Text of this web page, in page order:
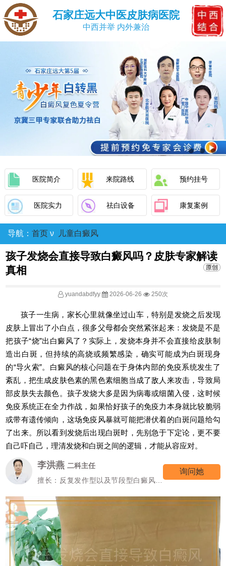
石家庄远大中医皮肤病医院
中西并举 内外兼治
医院简介 来院路线 预约挂号
医院实力 祛白设备 康复案例
导航： 首页 ν 儿童白癜风
孩子发烧会直接导致白癜风吗？皮肤专家解读
真相
yuandabdfyy 2026-06-26 250次
孩子一生病，家长心里就像坐过山车，特别是发烧之后发现
皮肤上冒出了小白点，很多父母都会突然紧张起来：发烧是不是
把孩子“烧”出白癜风了？实际上，发烧本身并不会直接给皮肤制
造出白斑，但持续的高烧或频繁感染，确实可能成为白斑现身
的“导火索”。白癜风的核心问题在于身体内部的免疫系统发生了
紊乱，把生成皮肤色素的黑色素细胞当成了敌人来攻击，导致局
部皮肤失去颜色。孩子发烧大多是因为病毒或细菌入侵，这时候
免疫系统正在全力作战，如果恰好孩子的免疫力本身就比较脆弱
或带有遗传倾向，这场免疫风暴就可能把潜伏着的白斑问题给勾
了出来。所以看到发烧后出现白斑时，先别急于下定论，更不要
自己吓自己，理清发烧和白斑之间的逻辑，才能从容应对。
李洪燕 二科主任
擅长：反复发作型以及节段型白癜风诊
询问她